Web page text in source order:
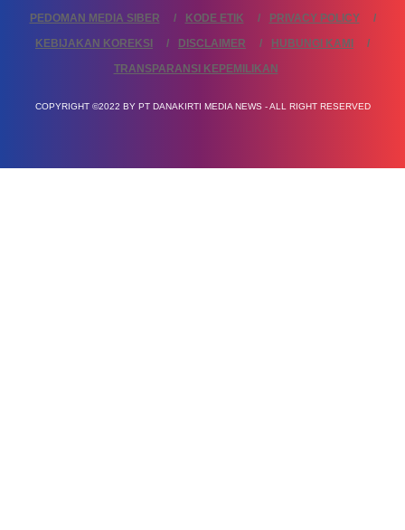
PEDOMAN MEDIA SIBER
KODE ETIK
PRIVACY POLICY
KEBIJAKAN KOREKSI
DISCLAIMER
HUBUNGI KAMI
TRANSPARANSI KEPEMILIKAN
COPYRIGHT ©2022 BY PT DANAKIRTI MEDIA NEWS - ALL RIGHT RESERVED